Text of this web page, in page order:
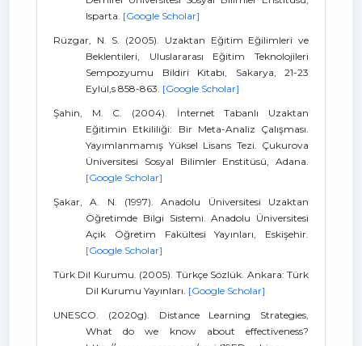
Isparta. [Google Scholar]
Rüzgar, N. S. (2005). Uzaktan Eğitim Eğilimleri ve
Beklentileri, Uluslararası Eğitim Teknolojileri
Sempozyumu Bildiri Kitabı, Sakarya, 21-23
Eylül,s 858-863. [Google Scholar]
Şahin, M. C. (2004). İnternet Tabanlı Uzaktan
Eğitimin Etkililiği: Bir Meta-Analiz Çalışması.
Yayımlanmamış Yüksel Lisans Tezi. Çukurova
Üniversitesi Sosyal Bilimler Enstitüsü, Adana.
[Google Scholar]
Şakar, A. N. (1997). Anadolu Üniversitesi Uzaktan
Öğretimde Bilgi Sistemi. Anadolu Üniversitesi
Açık Öğretim Fakültesi Yayınları, Eskişehir.
[Google Scholar]
Türk Dil Kurumu. (2005). Türkçe Sözlük. Ankara: Türk
Dil Kurumu Yayınları. [Google Scholar]
UNESCO. (2020g). Distance Learning Strategies,
What do we know about effectiveness?